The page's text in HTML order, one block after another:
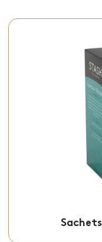
Ce thé vert
et